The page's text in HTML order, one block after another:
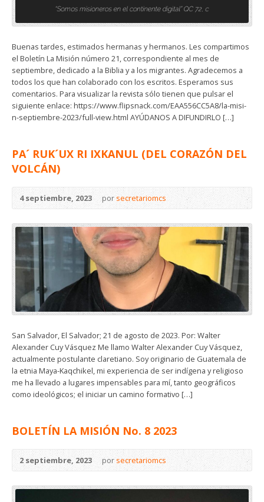
Buenas tardes, estimados hermanas y hermanos. Les compartimos
el Boletín La Misión número 21, correspondiente al mes de
septiembre, dedicado a la Biblia y a los migrantes. Agradecemos a
todos los que han colaborado con los escritos. Esperamos sus
comentarios. Para visualizar la revista sólo tienen que pulsar el
siguiente enlace: https://www.flipsnack.com/EAA556CC5A8/la-misi-
n-septiembre-2023/full-view.html AYÚDANOS A DIFUNDIRLO […]
PA´ RUK´UX RI IXKANUL (DEL CORAZÓN DEL
VOLCÁN)
4 septiembre, 2023 porsecretariomcs
San Salvador, El Salvador; 21 de agosto de 2023. Por: Walter
Alexander Cuy Vásquez Me llamo Walter Alexander Cuy Vásquez,
actualmente postulante claretiano. Soy originario de Guatemala de
la etnia Maya-Kaqchikel, mi experiencia de ser indígena y religioso
me ha llevado a lugares impensables para mí, tanto geográficos
como ideológicos; el iniciar un camino formativo […]
BOLETÍN LA MISIÓN No. 8 2023
2 septiembre, 2023 porsecretariomcs